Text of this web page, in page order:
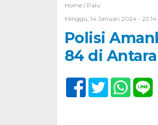
Home / Palu
Minggu, 14 Januari 2024 - 22:14
Polisi
84 di